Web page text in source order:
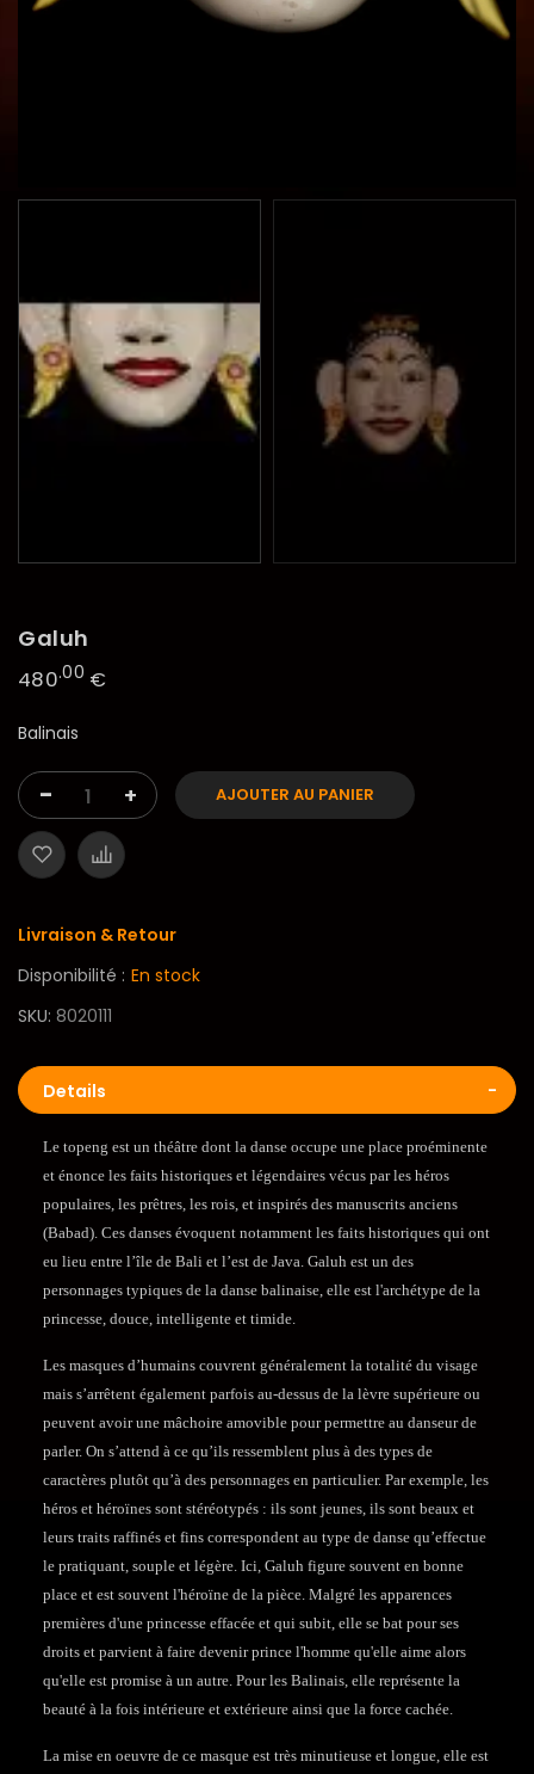
Galuh
480.00 €
Balinais
- + AJOUTER AU PANIER
Livraison & Retour
Disponibilité : En stock
SKU 8020111
Details
Le topeng est un théâtre dont la danse occupe une place proéminente
et énonce les faits historiques et légendaires vécus par les héros
populaires, les prêtres, les rois, et inspirés des manuscrits anciens
(Babad). Ces danses évoquent notamment les faits historiques qui ont
eu lieu entre l’île de Bali et l’est de Java. Galuh est un des
personnages typiques de la danse balinaise, elle est l'archétype de la
princesse, douce, intelligente et timide.
Les masques d’humains couvrent généralement la totalité du visage
mais s’arrêtent également parfois au-dessus de la lèvre supérieure ou
peuvent avoir une mâchoire amovible pour permettre au danseur de
parler. On s’attend à ce qu’ils ressemblent plus à des types de
caractères plutôt qu’à des personnages en particulier. Par exemple, les
héros et héroïnes sont stéréotypés : ils sont jeunes, ils sont beaux et
leurs traits raffinés et fins correspondent au type de danse qu’effectue
le pratiquant, souple et légère. Ici, Galuh figure souvent en bonne
place et est souvent l'héroïne de la pièce. Malgré les apparences
premières d'une princesse effacée et qui subit, elle se bat pour ses
droits et parvient à faire devenir prince l'homme qu'elle aime alors
qu'elle est promise à un autre. Pour les Balinais, elle représente la
beauté à la fois intérieure et extérieure ainsi que la force cachée.
La mise en oeuvre de ce masque est très minutieuse et longue, elle est